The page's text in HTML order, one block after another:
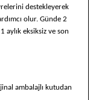
destekleyerek
olur. Günde 2
aylık eksiksiz ve son
ambalajlı kutudan